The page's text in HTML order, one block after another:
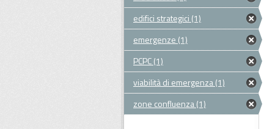
edifici strategici (1)
emergenze (1)
PCPC (1)
viabilità di emergenza (1)
zone confluenza (1)